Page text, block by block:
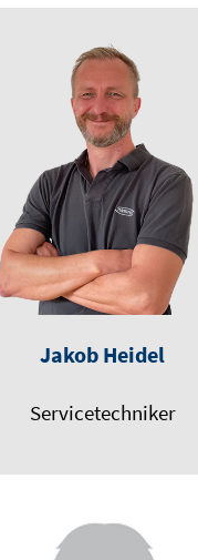
Jakob Heidel
Servicetechniker